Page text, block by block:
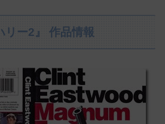
リー2』 作品情報